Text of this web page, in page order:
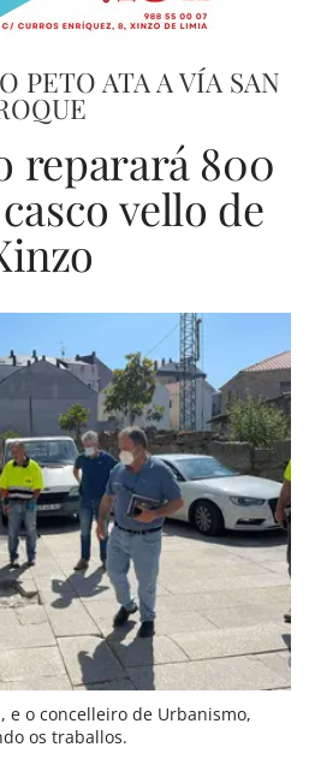
PETO ATA A VÍA SAN
reparará 800
vello de
e o concelleiro de Urbanismo,
os traballos.